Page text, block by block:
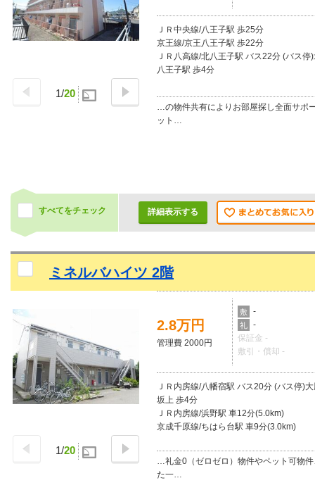
1/20
ＪＲ中央線/八王子駅 歩25分
京王線/京王八王子駅 歩22分
ＪＲ八高線/北八王子駅 バス22分 (バス停
八王子駅 歩4分
…の物件共有によりお部屋探し全面サポ
ット…
すべてをチェック 詳細表示する
ミネルバハイツ 2階
1/20
2.8万円
管理費 2000円
敷 -
礼
-
保証金 -
敷引・償却 -
ＪＲ内房線/八幡宿駅 バス20分 (バス停)
坂上 歩4分
ＪＲ内房線/浜野駅 車12分(5.0km)
京成千原線/ちはら台駅 車9分(3.0km)
…礼金0（ゼロゼロ）物件やペット可物件
た一…